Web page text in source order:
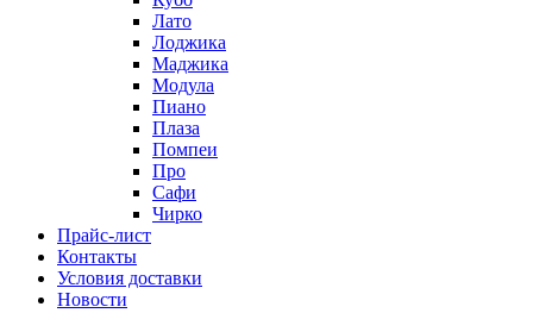
Лато
Лоджика
Маджика
Модула
Пиано
Плаза
Помпеи
Про
Сафи
Чирко
Прайс-лист
Контакты
Условия доставки
Новости